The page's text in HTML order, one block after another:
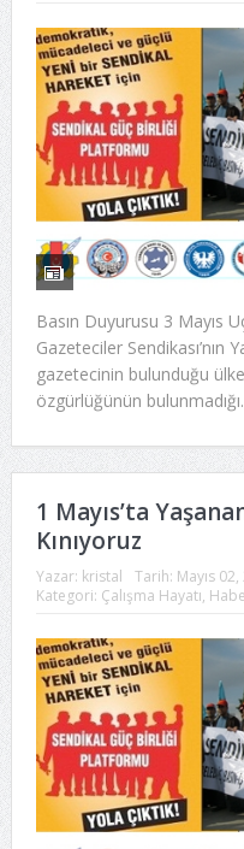
Basın Duyurusu 3 Mayıs
Gazeteciler Sendikası’nın
gazetecinin bulunduğu
özgürlüğünün
1 Mayıs’ta
Kınıyoruz
Yazar: kristal Tarih: Mayıs
Kategori: Çalışma Hayatı,